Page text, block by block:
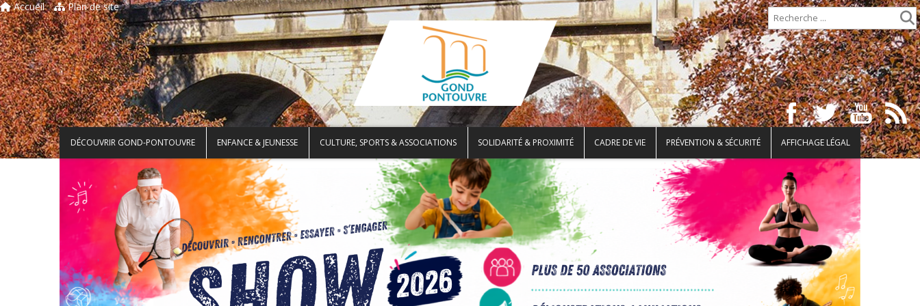
Accueil Plan de site
DÉCOUVRIR GOND-PONTOUVRE ENFANCE & JEUNESSE CULTURE, SPORTS & ASSOCIATIONS SOLIDARITÉ & PROXIMITÉ CADRE DE VIE PRÉVENTION & SÉCURITÉ AFFICHAGE LÉGAL